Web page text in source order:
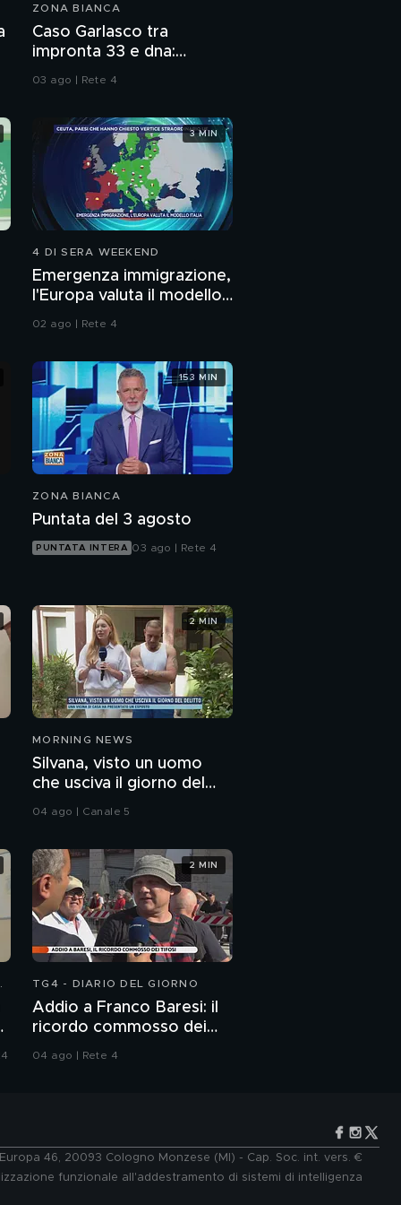
Covid-19: l'allarme
censurato dalla Cina
Covid-19: Fabrizio
Coronavirus: tra
minacce e tesi
virus nella Fase 2
I postumi del
Coronavirus
salvezza
ZONA BIANCA
Caso Garlasco tra
impronta 33 e dna:
consulenze a confronto
03 ago | Rete 4
4 DI SERA WEEKEND
Emergenza immigrazione,
l'Europa valuta il modello
02 ago | Rete 4
3 MIN
ZONA BIANCA
Puntata del 3 agosto
PUNTATA INTERA 03 ago | Rete 4
153 MIN
MORNING NEWS
Silvana, visto un uomo
che usciva il giorno del
delitto.
04 ago | Canale 5
2 MIN
TG4 - DIARIO DEL GIORNO
Addio a Franco Baresi: il
ricordo commosso dei
04 ago | Rete 4
2 MIN
46, 20093 Cologno Monzese (MI) - Cap. Soc. int. vers. €
funzionale all'addestramento di sistemi di intelligenza